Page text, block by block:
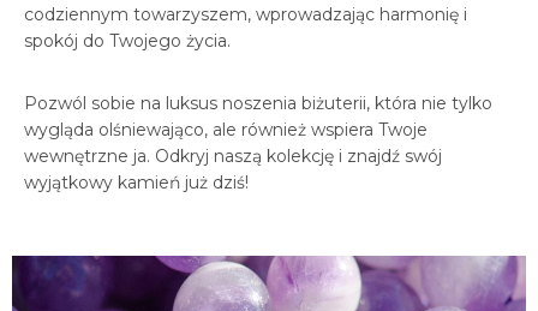
codziennym towarzyszem, wprowadzając harmonię i
spokój do Twojego życia.
Pozwól sobie na luksus noszenia biżuterii, która nie tylko
wygląda olśniewająco, ale również wspiera Twoje
wewnętrzne ja. Odkryj naszą kolekcję i znajdź swój
wyjątkowy kamień już dziś!